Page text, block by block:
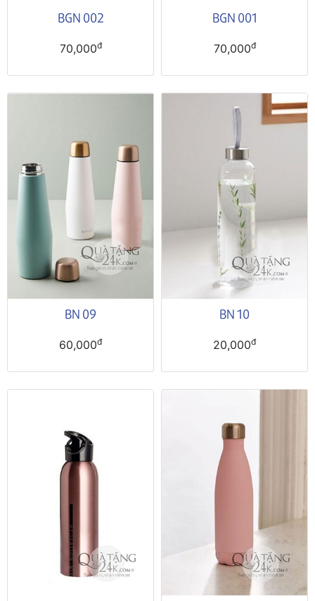
BGN 002
70,000đ
BGN 001
70,000đ
BN 09
60,000đ
BN 10
20,000đ